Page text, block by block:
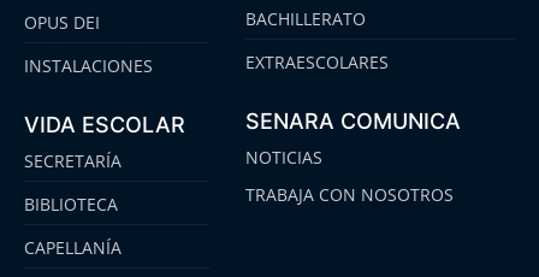
OPUS DEI
INSTALACIONES
VIDA ESCOLAR
SECRETARÍA
BIBLIOTECA
CAPELLANÍA
BACHILLERATO
EXTRAESCOLARES
SENARA COMUNICA
NOTICIAS
TRABAJA CON NOSOTROS